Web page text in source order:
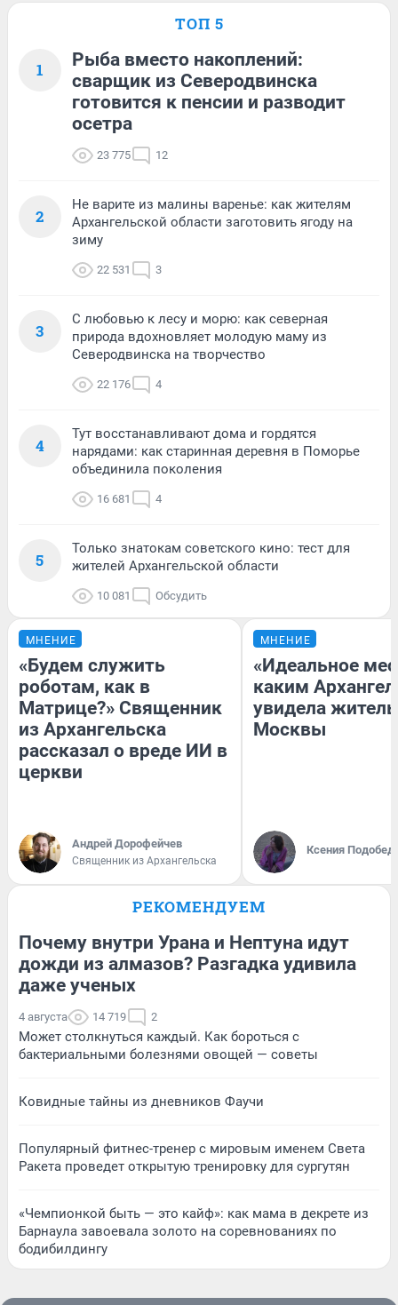
ТОП 5
1
Рыба вместо накоплений:
сварщик из Северодвинска
готовится к пенсии и разводит
осетра
23 775 12
2
Не варите из малины варенье: как жителям
Архангельской области заготовить ягоду на
зиму
22 531 3
3
С любовью к лесу и морю: как северная
природа вдохновляет молодую маму из
Северодвинска на творчество
22 176 4
4
Тут восстанавливают дома и гордятся
нарядами: как старинная деревня в Поморье
объединила поколения
16 681 4
5
Только знатокам советского кино: тест для
жителей Архангельской области
10 081 Обсудить
МНЕНИЕ
«Будем служить
роботам, как в
Матрице?» Священник
из Архангельска
рассказал о вреде ИИ в
церкви
Андрей Дорофейчев
Священник из Архангельска
МНЕНИЕ
«Идеальное
каким
увидела
Москвы
Ксения
РЕКОМЕНДУЕМ
Почему внутри Урана и Нептуна идут
дожди из алмазов? Разгадка удивила
даже ученых
4 августа 14 719 2
Может столкнуться каждый. Как бороться с
бактериальными болезнями овощей — советы
Ковидные тайны из дневников Фаучи
Популярный фитнес-тренер с мировым именем Света
Ракета проведет открытую тренировку для сургутян
«Чемпионкой быть — это кайф»: как мама в декрете из
Барнаула завоевала золото на соревнованиях по
бодибилдингу